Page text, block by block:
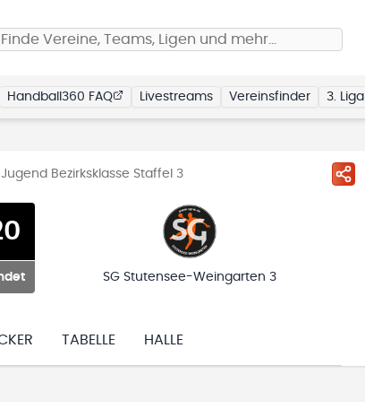
Finde Vereine, Teams, Ligen und mehr…
Handball360 FAQ Livestreams Vereinsfinder 3. Liga
Bezirksklasse Staffel 3
SG Stutensee-Weingarten 3
TABELLE HALLE